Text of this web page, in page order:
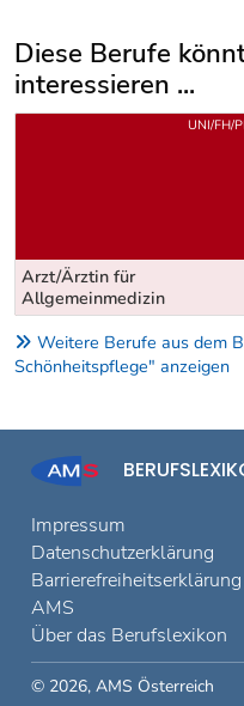
Diese Berufe
interessieren ...
Uber weitere
Arzt/Ärztin für
Allgemeinmedizin
UNI/FH/
Weitere Berufe aus dem
Schönheitspflege" anzeigen
Impressum
Datenschutzerklärung
Barrierefreiheitserklärung
AMS
Über das Berufslexikon
© 2026, AMS Österreich